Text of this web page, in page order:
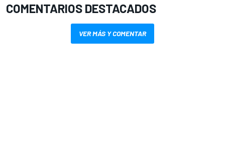
COMENTARIOS DESTACADOS
VER MÁS Y COMENTAR